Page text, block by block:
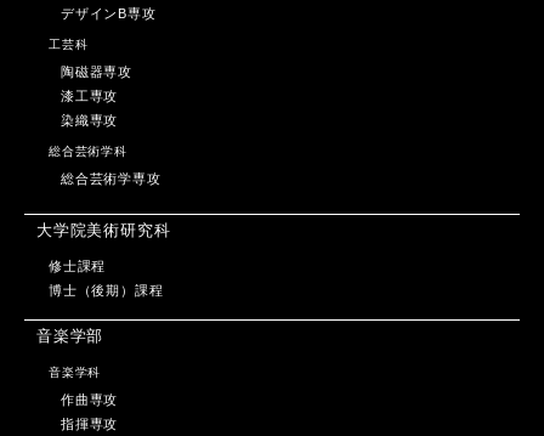
デザインB専攻
工芸科
陶磁器専攻
漆工専攻
染織専攻
総合芸術学科
総合芸術学専攻
大学院美術研究科
修士課程
博士（後期）課程
音楽学部
音楽学科
作曲専攻
指揮専攻